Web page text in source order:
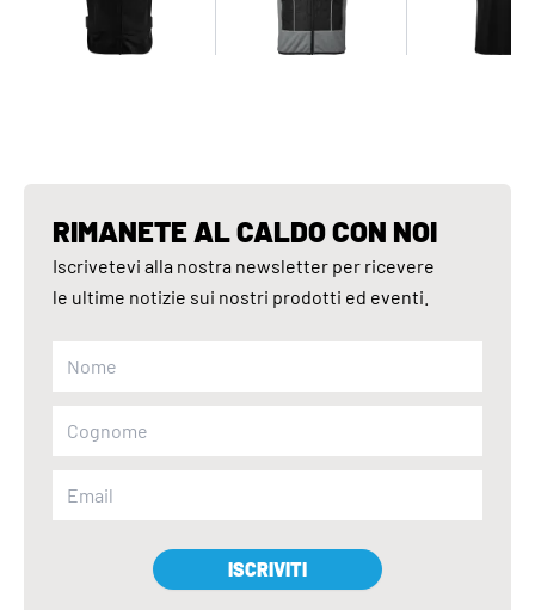
RIMANETE AL CALDO CON NOI
Iscrivetevi alla nostra newsletter per ricevere
le ultime notizie sui nostri prodotti ed eventi.
ISCRIVITI